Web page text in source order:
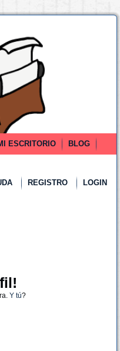
ESCRITORIO
BLOG
REGISTRO LOGIN
Y tú?